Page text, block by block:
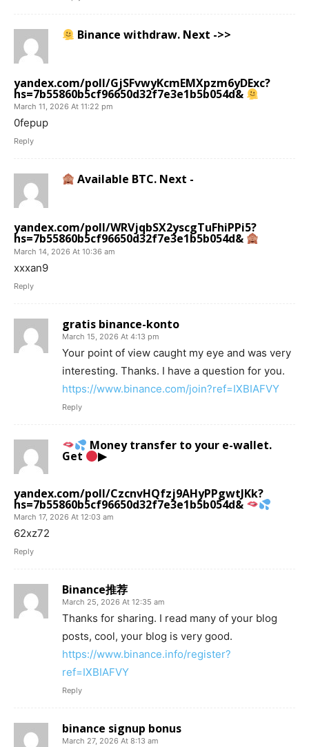
Binance withdraw. Next ->>
yandex.com/poll/GjSFvwyKcmEMXpzm6yDExc?
hs=7b55860b5cf96650d32f7e3e1b5b054d&
March 11, 2026 At 11:22 pm
0fepup
Reply
Available BTC. Next -
yandex.com/poll/WRVjqbSX2yscgTuFhiPPi5?
hs=7b55860b5cf96650d32f7e3e1b5b054d&
March 14, 2026 At 10:36 am
xxxan9
Reply
gratis binance-konto
March 15, 2026 At 4:13 pm
Your point of view caught my eye and was very
interesting. Thanks. I have a question for you.
https://www.binance.com/join?ref=IXBIAFVY
Reply
Money transfer to your e-wallet.
Get ▶
yandex.com/poll/CzcnvHQfzj9AHyPPgwtJKk?
hs=7b55860b5cf96650d32f7e3e1b5b054d&
March 17, 2026 At 12:03 am
62xz72
Reply
Binance推荐
March 25, 2026 At 12:35 am
Thanks for sharing. I read many of your blog
posts, cool, your blog is very good.
https://www.binance.info/register?
ref=IXBIAFVY
Reply
binance signup bonus
March 27, 2026 At 8:13 am